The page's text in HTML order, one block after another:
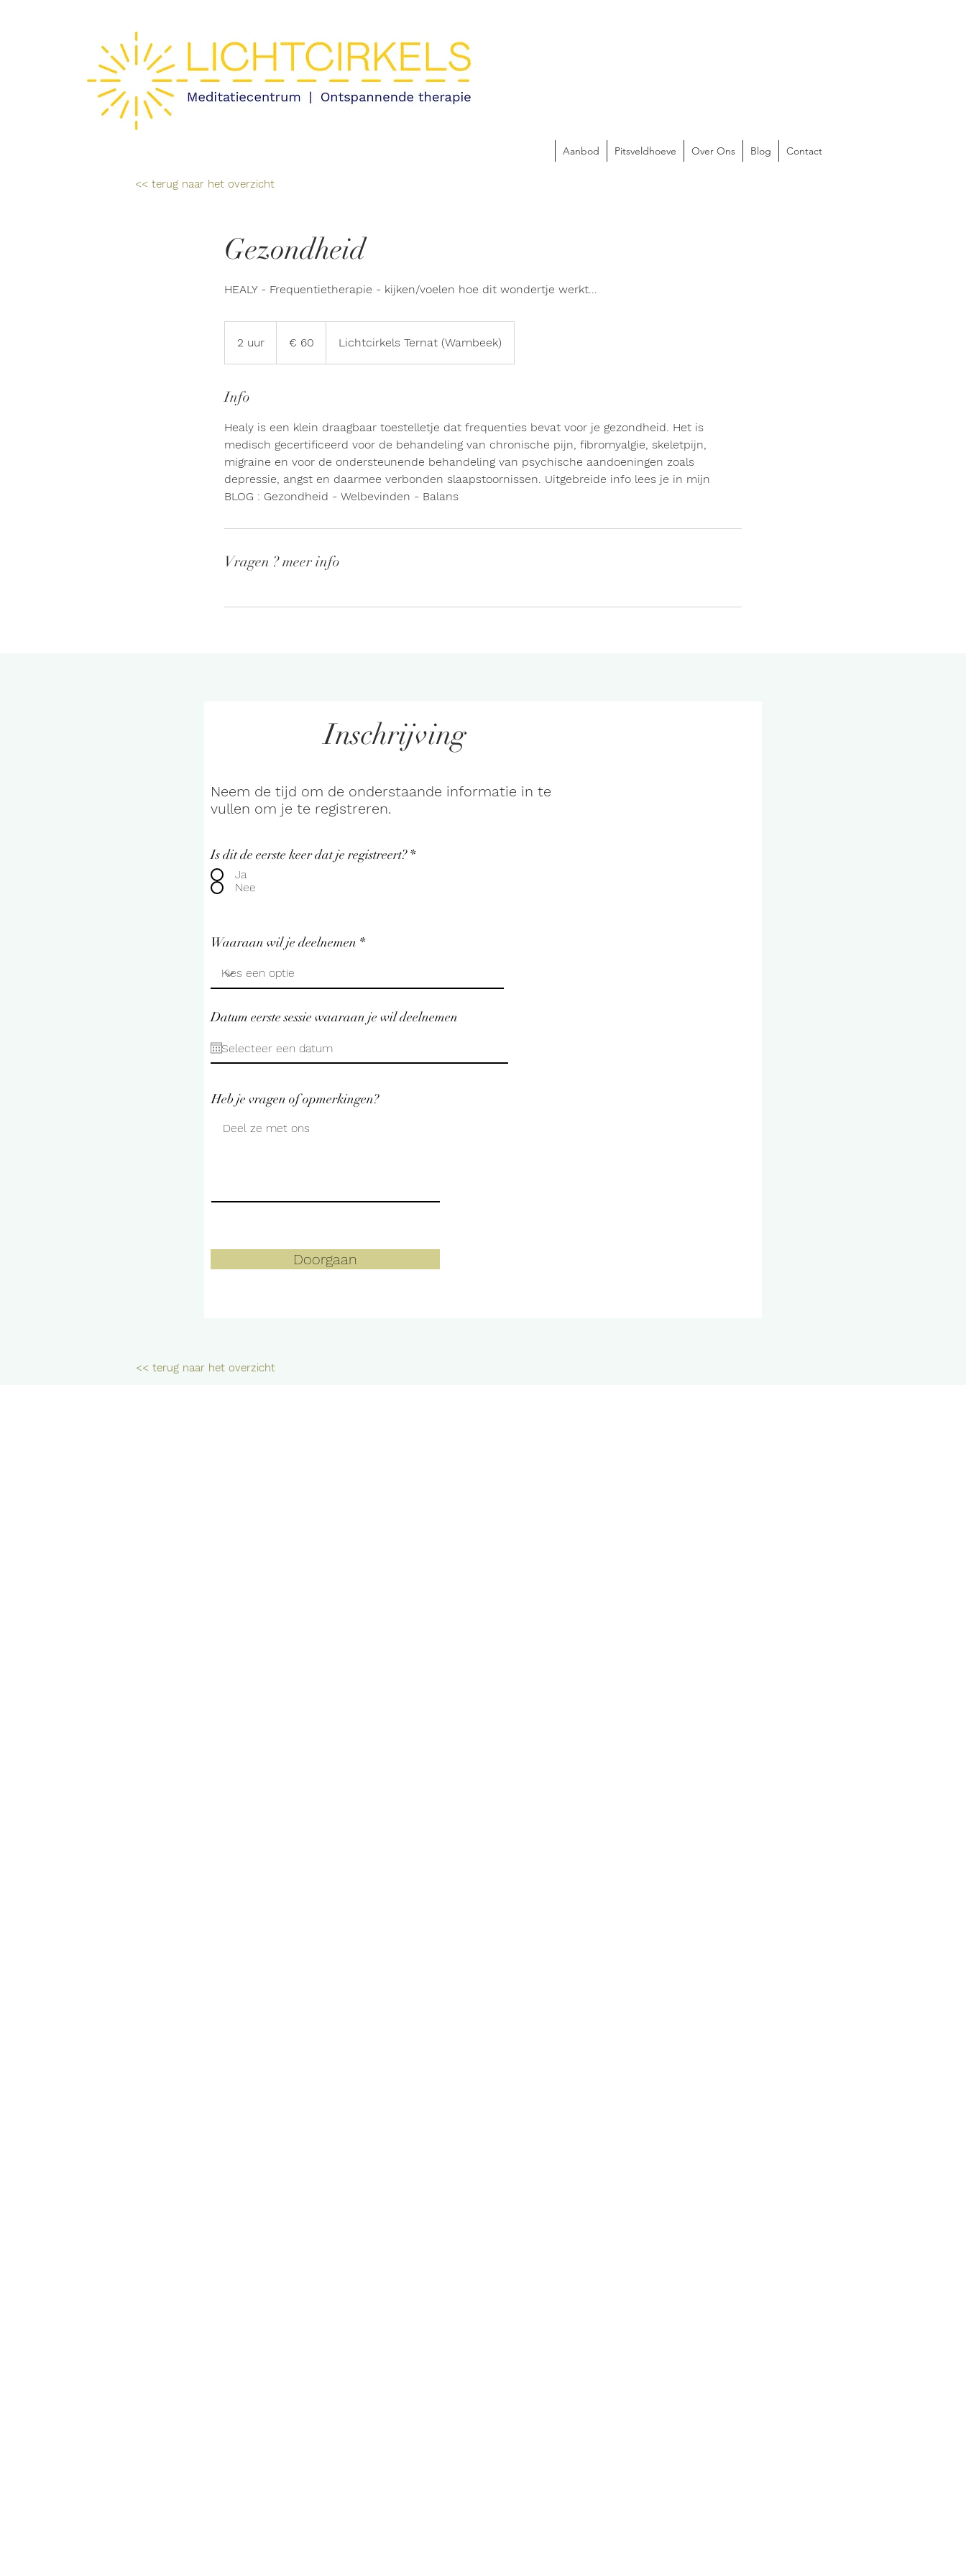
Aanbod Pitsveldhoeve Over Ons Blog Contact
<< terug naar het overzicht
Gezondheid
HEALY - Frequentietherapie - kijken/voelen hoe dit wondertje werkt...
2 uur € 60 Lichtcirkels Ternat (Wambeek)
Info
Healy is een klein draagbaar toestelletje dat frequenties bevat voor je gezondheid. Het is
medisch gecertificeerd voor de behandeling van chronische pijn, fibromyalgie, skeletpijn,
migraine en voor de ondersteunende behandeling van psychische aandoeningen zoals
depressie, angst en daarmee verbonden slaapstoornissen. Uitgebreide info lees je in mijn
BLOG : Gezondheid - Welbevinden - Balans
Vragen ? meer info
Inschrijving
Neem de tijd om de onderstaande informatie in te
vullen om je te registreren.
Is dit de eerste keer dat je registreert? *
Ja
Nee
Waaraan wil je deelnemen
Datum eerste sessie waaraan je wil deelnemen
Heb je vragen of opmerkingen?
Doorgaan
<< terug naar het overzicht